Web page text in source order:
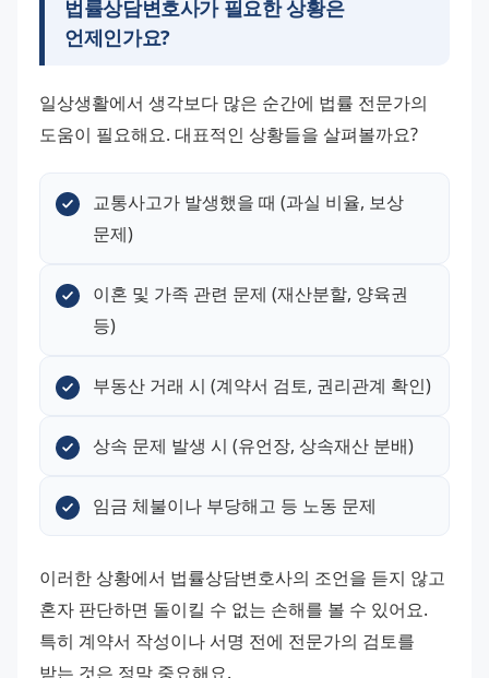
법률상담변호사가 필요한 상황은
언제인가요?
일상생활에서 생각보다 많은 순간에 법률 전문가의
도움이 필요해요. 대표적인 상황들을 살펴볼까요?
교통사고가 발생했을 때 (과실 비율, 보상
문제)
이혼 및 가족 관련 문제 (재산분할, 양육권
등)
부동산 거래 시 (계약서 검토, 권리관계 확인)
상속 문제 발생 시 (유언장, 상속재산 분배)
임금 체불이나 부당해고 등 노동 문제
이러한 상황에서 법률상담변호사의 조언을 듣지 않고
혼자 판단하면 돌이킬 수 없는 손해를 볼 수 있어요.
특히 계약서 작성이나 서명 전에 전문가의 검토를
받는 것은 정말 중요해요.